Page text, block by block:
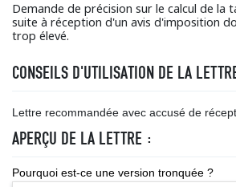
Demande de précision sur le calcul de la
suite à réception d'un avis d'imposition
trop élevé.
CONSEILS D'UTILISATION DE LA
Lettre recommandée avec accusé de
APERÇU DE LA LETTRE :
Pourquoi est-ce une version tronquée ?